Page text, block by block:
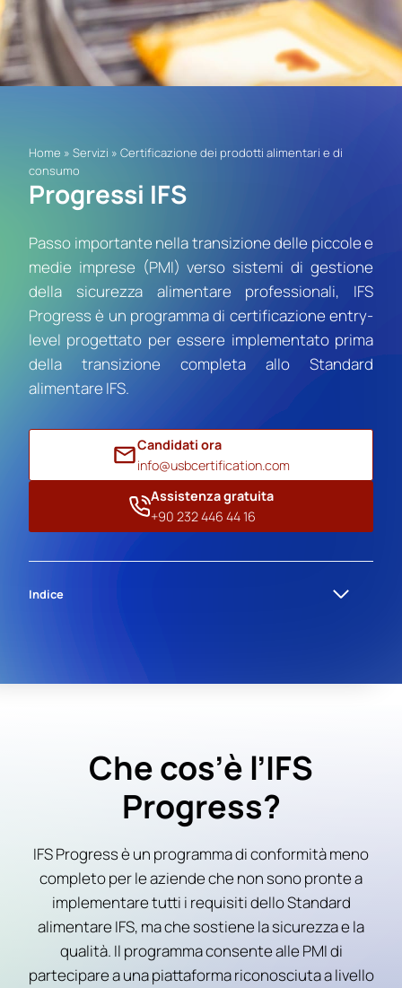
Home » Servizi » Certificazione dei prodotti alimentari e di
consumo
Progressi IFS
Passo importante nella transizione delle piccole e
medie imprese (PMI) verso sistemi di gestione
della sicurezza alimentare professionali, IFS
Progress è un programma di certificazione entry-
level progettato per essere implementato prima
della transizione completa allo Standard
alimentare IFS.
Candidati ora
info@usbcertification.com
Assistenza gratuita
+90 232 446 44 16
Indice
Che cos’è l’IFS
Progress?
IFS Progress è un programma di conformità meno
completo per le aziende che non sono pronte a
implementare tutti i requisiti dello Standard
alimentare IFS, ma che sostiene la sicurezza e la
qualità. Il programma consente alle PMI di
partecipare a una piattaforma riconosciuta a livello